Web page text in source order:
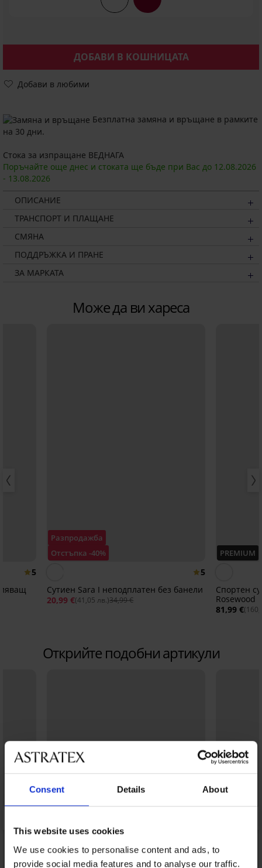
Consent Details About
This website uses cookies
We use cookies to personalise content and ads, to
provide social media features and to analyse our traffic.
ДОБАВИ В КОШНИЦАТА
Добави в любими
Безплатна замяна и връщане в рамките
на 30 дни.
Стока за изпращане ВЕДНАГА
Поръчайте още днес и стоката ще бъде при Вас до 12.08.2026
- 13.08.2026
ОПИСАНИЕ
ТРАНСПОРТ И ПЛАЩАНЕ
СМЯНА
ПОДДРЪЖКА И ПРАНЕ
ЗА МАРКАТА
Може да ви хареса
5
Разпродажба
Отстъпка -40%
5
Сутиен Sara I неподплатен без банели
20,99 €(41,05 лв.)34,99 €
PREMIUM
Спортен
Rosewood
81,99 €
Открийте подобни артикули